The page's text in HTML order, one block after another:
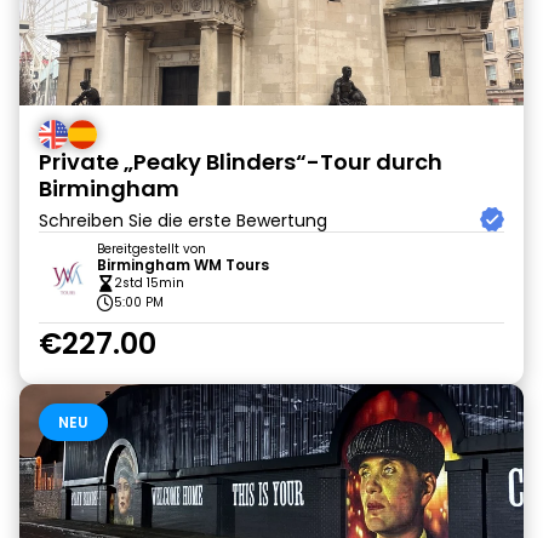
Private „Peaky Blinders“-Tour durch
Birmingham
Schreiben Sie die erste Bewertung
Bereitgestellt von
Birmingham WM Tours
2std 15min
5:00 PM
€227.00
NEU